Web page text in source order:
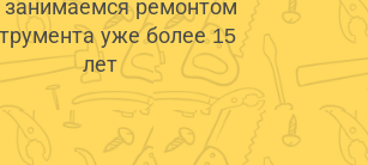
ремонтом
уже более 15
лет